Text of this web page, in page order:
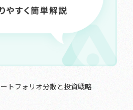
トフォリオ分散と投資戦略